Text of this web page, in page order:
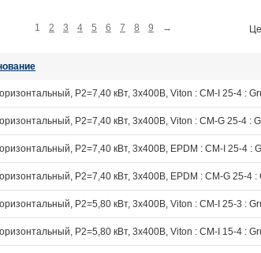
1 2 3 4 5 6 7 8 9 →
P2=7,40 кВт, 3х400В, Viton : CM-I 25-4 :
P2=7,40 кВт, 3х400В, Viton : CM-G 25-4 :
P2=7,40 кВт, 3х400В, EPDM : CM-I 25-4 :
P2=7,40 кВт, 3х400В, EPDM : CM-G 25-4 :
P2=5,80 кВт, 3х400В, Viton : CM-I 25-3 :
P2=5,80 кВт, 3х400В, Viton : CM-I 15-4 :